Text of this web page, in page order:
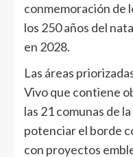
conmemoración de
los 250 años del
en 2028.
Las áreas
Vivo que contiene
las 21 comunas de
potenciar el borde
con proyectos